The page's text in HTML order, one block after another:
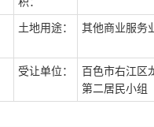
土地用途： 其他商业服务
受让单位：
百色市右江区
第二居民小组